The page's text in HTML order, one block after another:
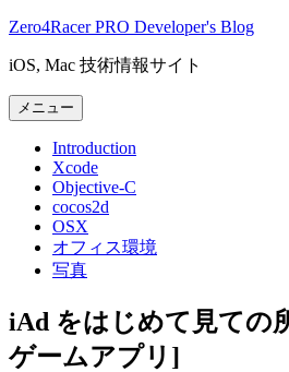
コ
テ
ン
ツ
Zero4Racer PRO Developer's Blog
iOS, Mac 技術情報サイト
メニュー
Introduction
Xcode
Objective-C
cocos2d
OSX
オフィス環境
写真
iAd をはじめて見ての
ゲームアプリ]